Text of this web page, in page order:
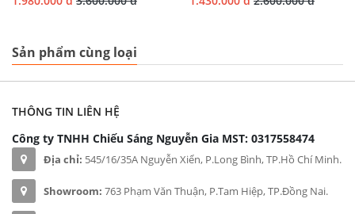
Sản phẩm cùng loại
THÔNG TIN LIÊN HỆ
Công ty TNHH Chiếu Sáng Nguyễn Gia MST: 0317558474
Địa chỉ: 545/16/35A Nguyễn Xiển, P.Long Bình, TP.Hồ Chí Minh.
Showroom: 763 Phạm Văn Thuận, P.Tam Hiệp, TP.Đồng Nai.